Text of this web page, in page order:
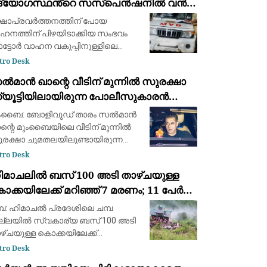
നടപടി പിൻവലിക്കണമെന്ന്
പോയ
പിഴയിടാക്കിയ സംഭവം
വാഹന വകുപ്പിനുള്ളിലെ
പ്രതിഷേധത്തിൽ. നടപടി
ഒരു വിഭാഗം
നടപടിയിൽ
Desk
ഖാന്റെ വീടിന് മുന്നിൽ സുരക്ഷാ
പോലീസുകാരൻ
മൂലം മരിച്ചു
ബോളിവുഡ് താരം സൽമാൻ
മുംബൈയിലെ വീടിന് മുന്നിൽ
ചുമതലയിലുണ്ടായിരുന്ന
പോലീസ് കോൺസ്റ്റബിൾ
മരിച്ചു. മുംബൈ
LA-4 യൂണിറ്റിലെ
ഗ
Desk
ബസ് 100 അടി താഴ്ചയുള്ള
മറിഞ്ഞ് 7 മരണം; 11 പേർക്ക്
പരിക്ക്
ഹിമാചൽ പ്രദേശിലെ ചമ്പ
സ്വകാര്യ ബസ് 100 അടി
കൊക്കയിലേക്ക്
ദാരുണ അപകടത്തിൽ
Desk